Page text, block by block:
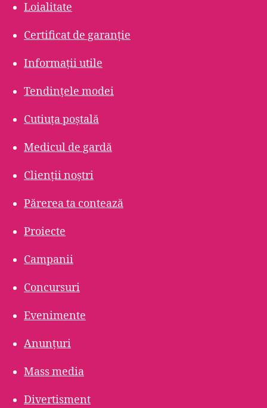
Loialitate
Certificat de garanție
Informații utile
Tendințele modei
Cutiuța poștală
Medicul de gardă
Clienții noștri
Părerea ta contează
Proiecte
Campanii
Concursuri
Evenimente
Anunțuri
Mass media
Divertisment